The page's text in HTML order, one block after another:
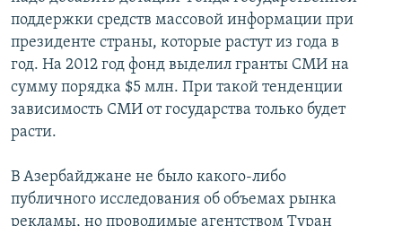
поддержки средств массовой информации при
президенте страны, которые растут из года в
год. На 2012 год фонд выделил гранты СМИ на
сумму порядка $5 млн. При такой тенденции
зависимость СМИ от государства только будет
расти.
В Азербайджане не было какого-либо
публичного исследования об объемах рынка
рекламы, но проводимые агентством Туран